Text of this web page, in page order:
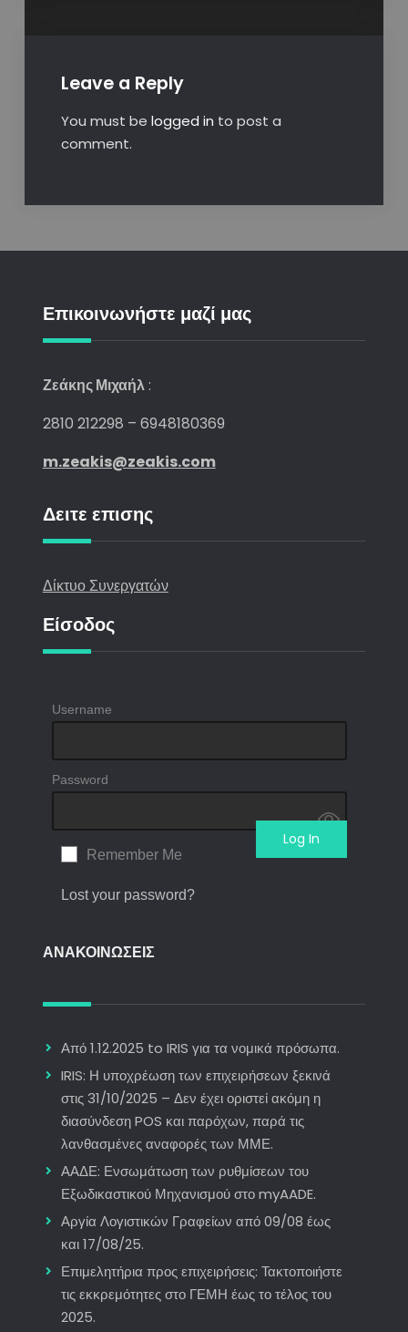
Leave a Reply
You must be logged in to post a
comment.
Επικοινωνήστε μαζί μας
Ζεάκης Μιχαήλ:
2810 212298 – 6948180369
m.zeakis@zeakis.com
Δειτε επισης
Δίκτυο Συνεργατών
Είσοδος
Username
Password
Remember Me
Lost your password?
ΑΝΑΚΟΙΝΩΣΕΙΣ
Από 1.12.2025 to IRIS για τα νομικά πρόσωπα.
IRIS: Η υποχρέωση των επιχειρήσεων ξεκινά
στις 31/10/2025 – Δεν έχει οριστεί ακόμη η
διασύνδεση POS και παρόχων, παρά τις
λανθασμένες αναφορές των ΜΜΕ.
ΑΑΔΕ: Ενσωμάτωση των ρυθμίσεων του
Εξωδικαστικού Μηχανισμού στο myAADE.
Αργία Λογιστικών Γραφείων από 09/08 έως
και 17/08/25.
Επιμελητήρια προς επιχειρήσεις: Τακτοποιήστε
τις εκκρεμότητες στο ΓΕΜΗ έως το τέλος του
2025.